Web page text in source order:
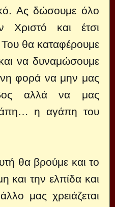
Ας δώσουμε όλο
Χριστό και έτσι
θα καταφέρουμε
να δυναμώσουμε
φορά να μην μας
αλλά να μας
η αγάπη του
θα βρούμε και το
και την ελπίδα και
μας χρειάζεται